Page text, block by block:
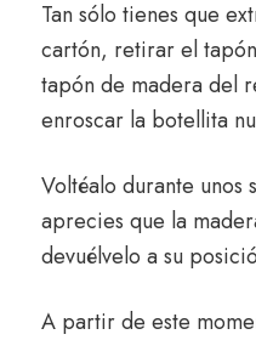
Tan sólo tienes que
cartón, retirar el
tapón de madera del
enroscar la botellita
Voltéalo durante unos
aprecies que la
devuélvelo a su
A partir de este